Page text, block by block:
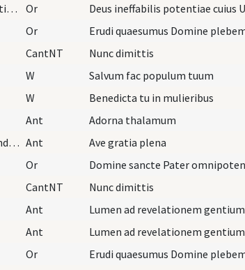
Benedictio super cereos in Purificatione sanctae… Or
Or
CantNT Nunc dimittis
W Salvum fac populum tuum
W Benedicta tu in mulieribus
Ant Adorna thalamum
Hic omnes accendantur cerei et candelae. Deinde f… Ant Ave gratia plena
Or
CantNT Nunc dimittis
Ant Lumen ad revelationem gentium
Ant Lumen ad revelationem gentium
Or